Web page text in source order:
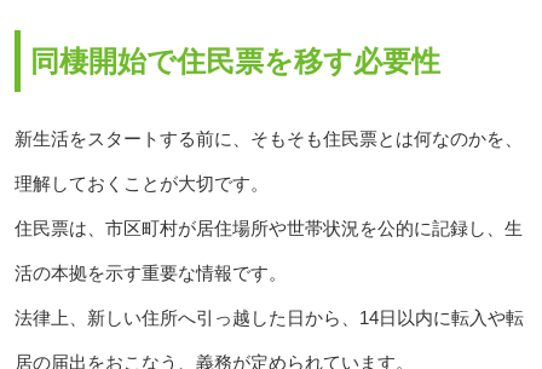
同棲開始で住民票を移す必要性
新生活をスタートする前に、そもそも住民票とは何なのかを、
理解しておくことが大切です。
住民票は、市区町村が居住場所や世帯状況を公的に記録し、生
活の本拠を示す重要な情報です。
法律上、新しい住所へ引っ越した日から、14日以内に転入や転
居の届出をおこなう、義務が定められています。